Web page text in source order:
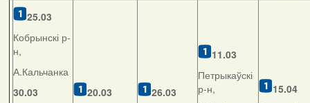
25.03
Кобрынскі р-
н,
А.Кальчанка
30.03
20.03
26.03
11.03
Петрыкаўскі
р-н,
15.04